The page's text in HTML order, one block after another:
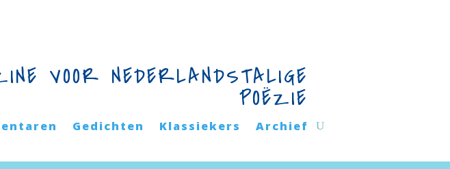
VOOR NEDERLANDSTALIGE
POËZIE
Gedichten Klassiekers Archief